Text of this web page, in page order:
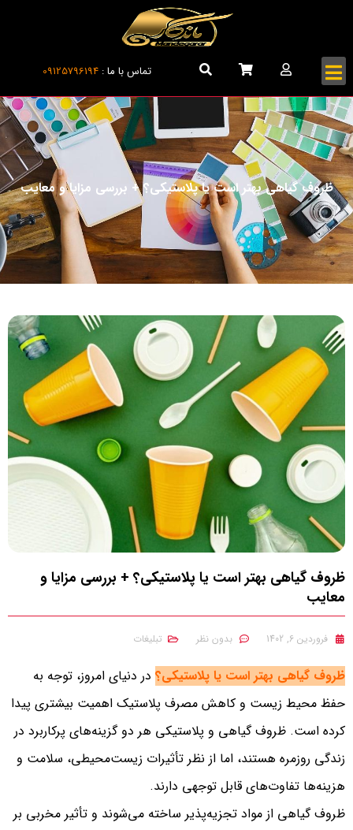
تماس با ما : 09125796194
ظروف گیاهی بهتر است یا پلاستیکی؟ + بررسی مزایا و معایب
ظروف گیاهی بهتر است یا پلاستیکی؟ + بررسی مزایا و
معایب
فروردین 6, 1402 بدون نظر تبلیغات
ظروف گیاهی بهتر است یا پلاستیکی؟ در دنیای امروز، توجه به
حفظ محیط زیست و کاهش مصرف پلاستیک اهمیت بیشتری پیدا
کرده است. ظروف گیاهی و پلاستیکی هر دو گزینه‌های پرکاربرد در
زندگی روزمره هستند، اما از نظر تأثیرات زیست‌محیطی، سلامت و
هزینه‌ها تفاوت‌های قابل توجهی دارند.
ظروف گیاهی از مواد تجزیه‌پذیر ساخته می‌شوند و تأثیر مخربی بر